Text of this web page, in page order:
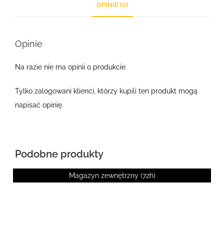
OPINIE (0)
Opinie
Na razie nie ma opinii o produkcie.
Tylko zalogowani klienci, którzy kupili ten produkt mogą
napisać opinię.
Podobne produkty
Magazyn zewnętrzny (72h)